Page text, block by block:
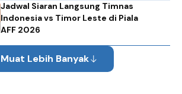
Jadwal Siaran Langsung Timnas
Indonesia vs Timor Leste di Piala
AFF 2026
Muat Lebih Banyak